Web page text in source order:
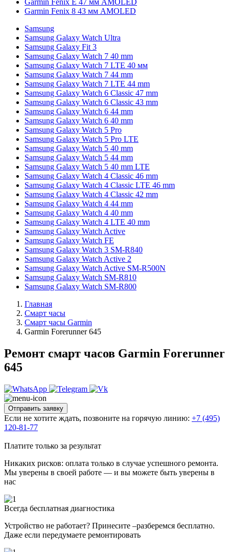
Garmin Fenix E 47 мм AMOLED
Garmin Fenix 8 43 мм AMOLED
Samsung
Samsung Galaxy Watch Ultra
Samsung Galaxy Fit 3
Samsung Galaxy Watch 7 40 mm
Samsung Galaxy Watch 7 LTE 40 мм
Samsung Galaxy Watch 7 44 mm
Samsung Galaxy Watch 7 LTE 44 mm
Samsung Galaxy Watch 6 Classic 47 mm
Samsung Galaxy Watch 6 Classic 43 mm
Samsung Galaxy Watch 6 44 mm
Samsung Galaxy Watch 6 40 mm
Samsung Galaxy Watch 5 Pro
Samsung Galaxy Watch 5 Pro LTE
Samsung Galaxy Watch 5 40 mm
Samsung Galaxy Watch 5 44 mm
Samsung Galaxy Watch 5 40 mm LTE
Samsung Galaxy Watch 4 Classic 46 mm
Samsung Galaxy Watch 4 Classic LTE 46 mm
Samsung Galaxy Watch 4 Classic 42 mm
Samsung Galaxy Watch 4 44 mm
Samsung Galaxy Watch 4 40 mm
Samsung Galaxy Watch 4 LTE 40 mm
Samsung Galaxy Watch Active
Samsung Galaxy Watch FE
Samsung Galaxy Watch 3 SM-R840
Samsung Galaxy Watch Active 2
Samsung Galaxy Watch Active SM-R500N
Samsung Galaxy Watch SM-R810
Samsung Galaxy Watch SM-R800
Главная
Смарт часы
Смарт часы Garmin
Garmin Forerunner 645
Ремонт смарт часов Garmin Forerunner
645
Отправить заявку
Если не хотите ждать, позвоните на горячую линию: +7 (495)
120-81-77
Платите только за результат
Никаких рисков: оплата только в случае успешного ремонта.
Мы уверены в своей работе — и вы можете быть уверены в
нас
Всегда бесплатная диагностика
Устройство не работает? Принесите –разберемся бесплатно.
Даже если передумаете ремонтировать